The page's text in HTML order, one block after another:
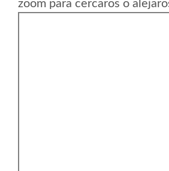
zoom para cercaros o